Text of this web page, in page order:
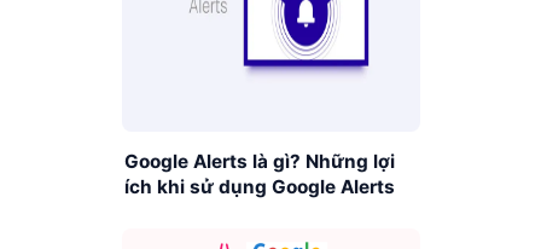
Google Alerts là gì? Những lợi
ích khi sử dụng Google Alerts